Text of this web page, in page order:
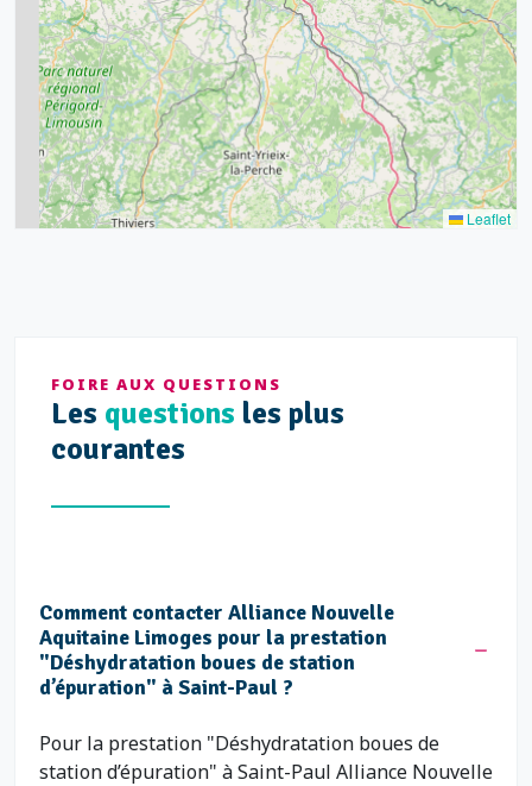
9
2
3
11
5
8
7
Leaflet
FOIRE AUX QUESTIONS
Les questions les plus
courantes
Comment contacter Alliance Nouvelle
Aquitaine Limoges pour la prestation
"Déshydratation boues de station
d’épuration" à Saint-Paul ?
Pour la prestation "Déshydratation boues de
station d’épuration" à Saint-Paul Alliance Nouvelle